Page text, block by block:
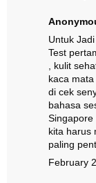
Untuk
Test
, kulit
kaca
di cek
bahasa
kita harus
paling
February